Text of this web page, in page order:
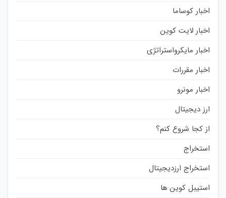
اخبار کوساما
اخبار لایت کوین
اخبار مایکرواستراتژی
اخبار مقررات
اخبار مونرو
ارز دیجیتال
از کجا شروع کنم؟
استخراج
استخراج ارزدیجیتال
استیبل کوین ها